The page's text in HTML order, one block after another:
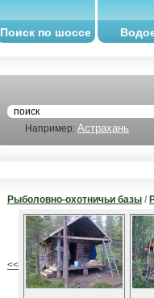
Поиск по шоссе
Например: Астрахань
Рыболовно-охотничьи базы /
<<